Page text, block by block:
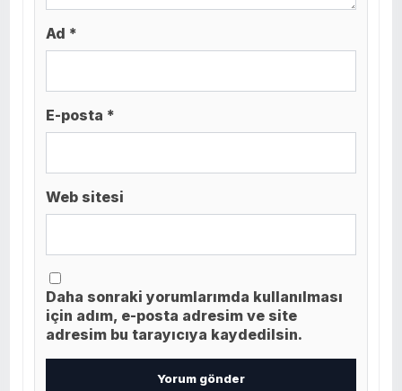
Ad *
E-posta *
Web sitesi
Daha sonraki yorumlarımda kullanılması
için adım, e-posta adresim ve site
adresim bu tarayıcıya kaydedilsin.